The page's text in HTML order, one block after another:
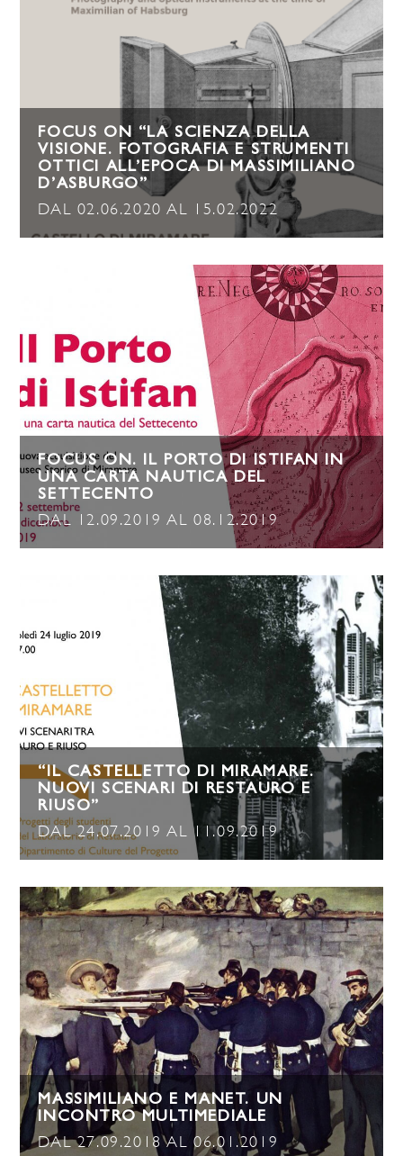
FOCUS ON “LA SCIENZA DELLA
VISIONE. FOTOGRAFIA E STRUMENTI
OTTICI ALL’EPOCA DI MASSIMILIANO
D’ASBURGO”
DAL 02.06.2020 AL 15.02.2022
FOCUS ON. IL PORTO DI ISTIFAN IN
UNA CARTA NAUTICA DEL
SETTECENTO
DAL 12.09.2019 AL 08.12.2019
“IL CASTELLETTO DI MIRAMARE.
NUOVI SCENARI DI RESTAURO E
RIUSO”
DAL 24.07.2019 AL 11.09.2019
MASSIMILIANO E MANET. UN
INCONTRO MULTIMEDIALE
DAL 27.09.2018 AL 06.01.2019